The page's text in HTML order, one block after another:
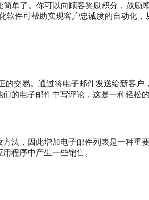
单了。你可以向顾客奖励积分，鼓励
软件可帮助实现客户忠诚度的自动化，
交易。通过将电子邮件发送给新客户
的电子邮件中写评论，这是一种轻松的
法，因此增加电子邮件列表是一种重
程序中产生一些销售。